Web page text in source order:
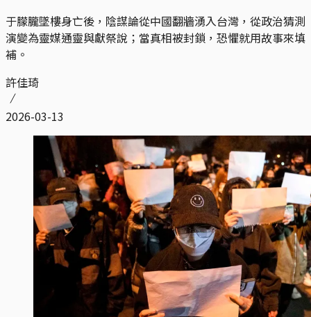
于朦朧墜樓身亡後，陰謀論從中國翻牆湧入台灣，從政治猜測
演變為靈媒通靈與獻祭說；當真相被封鎖，恐懼就用故事來填
補。
許佳琦
2026-03-13